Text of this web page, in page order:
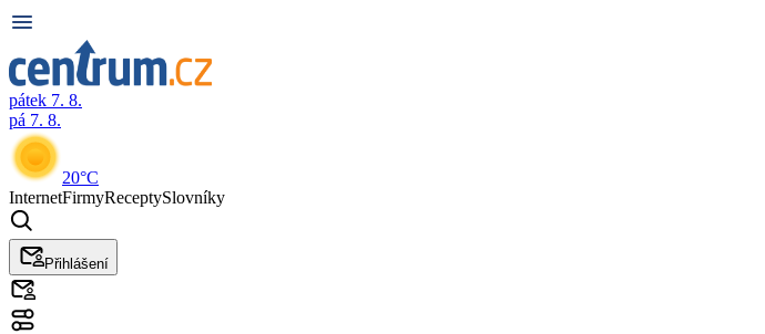
pátek 7. 8.
pá 7. 8.
20°C
InternetFirmyReceptySlovníky
Přihlášení